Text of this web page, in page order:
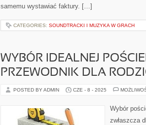
samemu wystawiać faktury. […]
CATEGORIES: SOUNDTRACKI I MUZYKA W GRACH
WYBÓR IDEALNEJ
PRZEWODNIK DLA
POSTED BY ADMIN CZE - 8 - 2025
Wybór
zwłaszcza